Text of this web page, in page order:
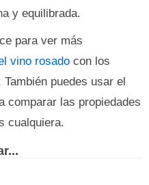
y equilibrada.
para ver más
vino rosado con los
puedes usar el
comparar las propiedades
cualquiera.